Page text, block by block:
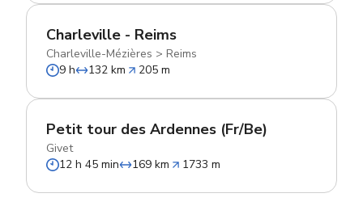
Charleville - Reims
Charleville-Mézières > Reims
9 h
132 km 205 m
Petit tour des Ardennes (Fr/Be)
Givet
12 h 45 min
169 km 1733 m